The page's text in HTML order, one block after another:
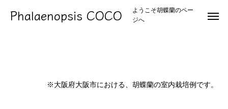
Phalaenopsis COCO
ようこそ胡蝶蘭のペー
ジへ
※大阪府大阪市における、胡蝶蘭の室内栽培例です。